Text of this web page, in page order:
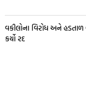
વકીલોના વિરોધ અને હડતાળ
કર્યો રદ